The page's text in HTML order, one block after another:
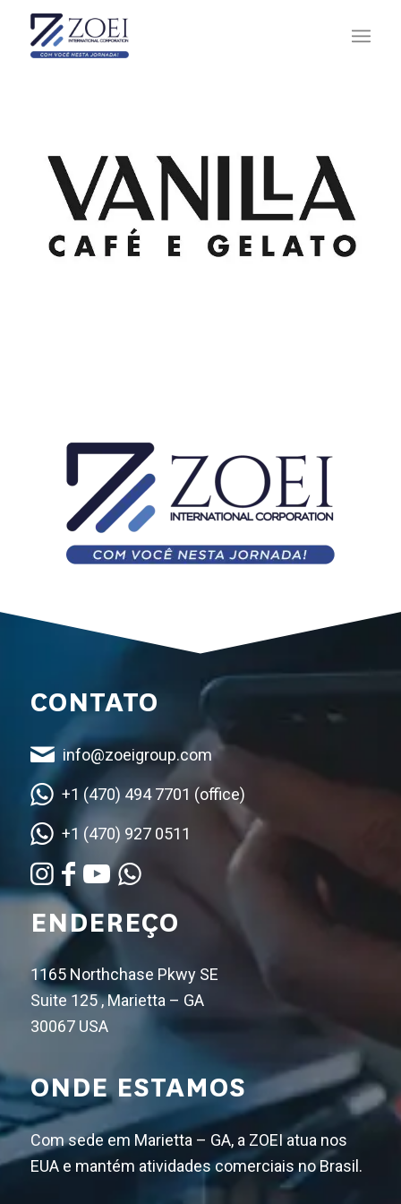
CONTATO
info@zoeigroup.com
+1 (470) 494 7701 (office)
+1 (470) 927 0511
ENDEREÇO
1165 Northchase Pkwy SE
Suite 125 , Marietta – GA
30067 USA
ONDE ESTAMOS
Com sede em Marietta – GA, a ZOEI atua nos
EUA e mantém atividades comerciais no Brasil.